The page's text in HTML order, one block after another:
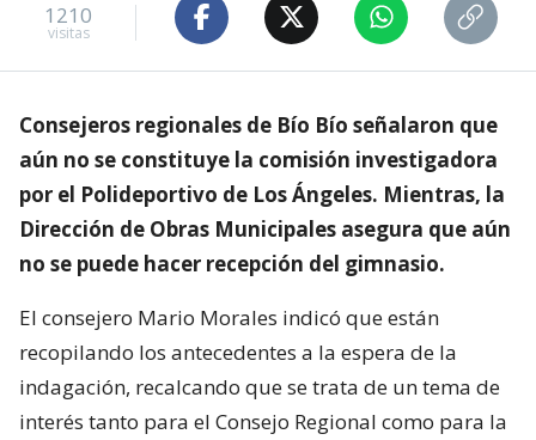
1210
visitas
Consejeros regionales de Bío Bío señalaron que
aún no se constituye la comisión investigadora
por el Polideportivo de Los Ángeles. Mientras, la
Dirección de Obras Municipales asegura que aún
no se puede hacer recepción del gimnasio.
El consejero Mario Morales indicó que están
recopilando los antecedentes a la espera de la
indagación, recalcando que se trata de un tema de
interés tanto para el Consejo Regional como para la